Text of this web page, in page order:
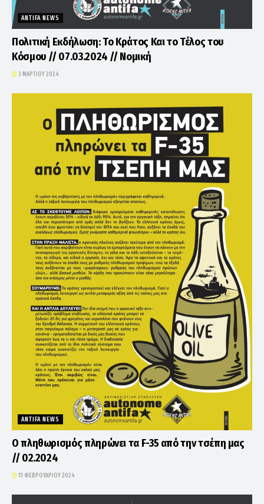
ANTIFA NEWS
Πολιτική Εκδήλωση: Το Κράτος Και το Τέλος του
Κόσμου // 07.03.2024 // Νομική
3 ΜΑΡΤΊΟΥ 2024
ANTIFA NEWS
Ο πληθωρισμός πληρώνει τα F-35 από την τσέπη μας
// 02.2024
11 ΦΕΒΡΟΥΑΡΊΟΥ 2024